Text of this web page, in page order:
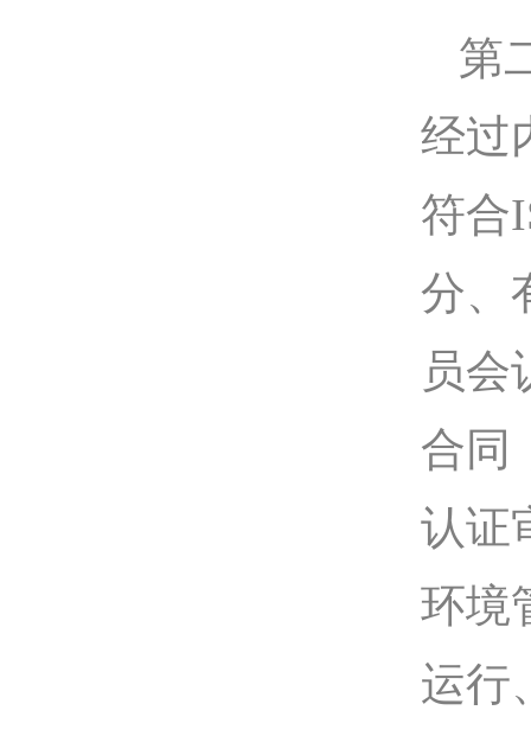
第
经过
符合
分、
员会
合同
认证
环境
运行